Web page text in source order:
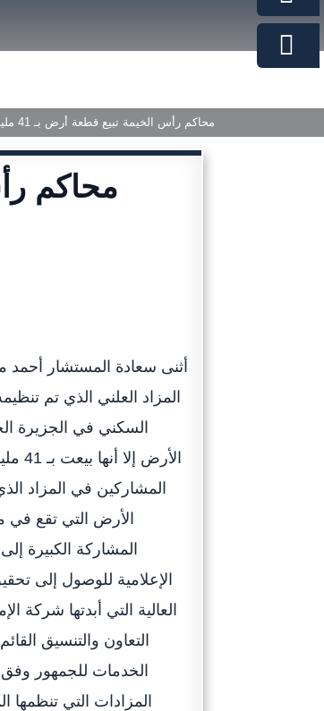
محاكم رأس الخيمة تبيع قطعة أرض بـ 41 مليون درهم
أثنى سعادة المستشار
المزاد العلني الذي تم
الأرض التي تقع
المشاركة الكبيرة
الإعلامية للوصول إلى
العالية التي أبدتها شركة
التعاون والتنسيق
الخدمات للجمهور وفق
المزادات التي